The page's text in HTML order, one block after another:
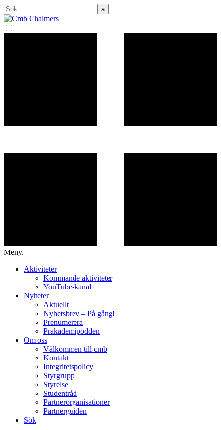
Sök
efter:
Meny.
Aktiviteter
Kommande aktiviteter
YouTube-kanal
Nyheter
Aktuellt
Nyhetsbrev – På gång!
Prenumerera
Prakademipodden
Om oss
Välkommen till cmb
Kontakt
Integritetspolicy
Styrgrupp
Styrelse
Studentråd
Partnerorganisationer
Partnerguiden
Sök